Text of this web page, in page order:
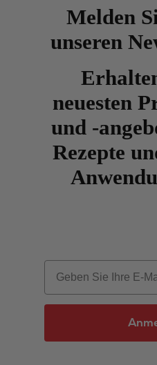
Melden
unseren
neuesten
und -
Rezepte
Email